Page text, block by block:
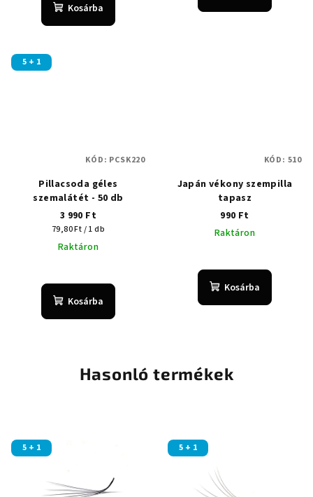
Kosárba
5 + 1
Pillacsoda géles
szemalátét - 50 db
3 990 Ft
Egységár:
79,80 Ft / 1 db
Raktáron
termék
átlagos
értékelése
csillag.
Kosárba
KÓD: PCSK220
Japán vékony szempilla
tapasz
990 Ft
Raktáron
Kosárba
KÓD: 510
Hasonló termékek
5 + 1 5 + 1